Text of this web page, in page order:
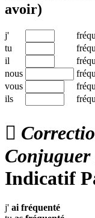
avoir)
j'
tu
il
nous
vous
ils

Conjuguer
Indicatif
j' ai fréquenté